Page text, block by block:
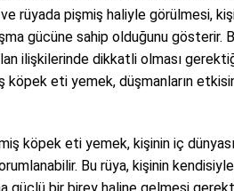
rüyada pişmiş haliyle görülmesi,
gücüne sahip olduğunu gösterir.
ilişkilerinde dikkatli olması
köpek eti yemek, düşmanların
köpek eti yemek, kişinin iç
Bu rüya, kişinin